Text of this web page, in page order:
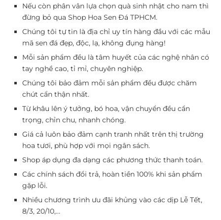
Nếu còn phân vân lựa chọn quà sinh nhật cho nam thì
đừng bỏ qua Shop Hoa Sen Đá TPHCM.
Chúng tôi tự tin là địa chỉ uy tín hàng đầu với các mẫu
mã sen đá đẹp, độc, lạ, không đụng hàng!
Mỗi sản phẩm đều là tâm huyết của các nghệ nhân có
tay nghề cao, tỉ mỉ, chuyên nghiệp.
Chúng tôi bảo đảm mỗi sản phẩm đều được chăm
chút cẩn thận nhất.
Từ khâu lên ý tưởng, bó hoa, vận chuyển đều cẩn
trọng, chỉn chu, nhanh chóng.
Giá cả luôn bảo đảm cạnh tranh nhất trên thị trường
hoa tươi, phù hợp với mọi ngân sách.
Shop áp dụng đa dạng các phương thức thanh toán.
Các chính sách đổi trả, hoàn tiền 100% khi sản phẩm
gặp lỗi.
Nhiều chương trình ưu đãi khủng vào các dịp Lễ Tết,
8/3, 20/10,…